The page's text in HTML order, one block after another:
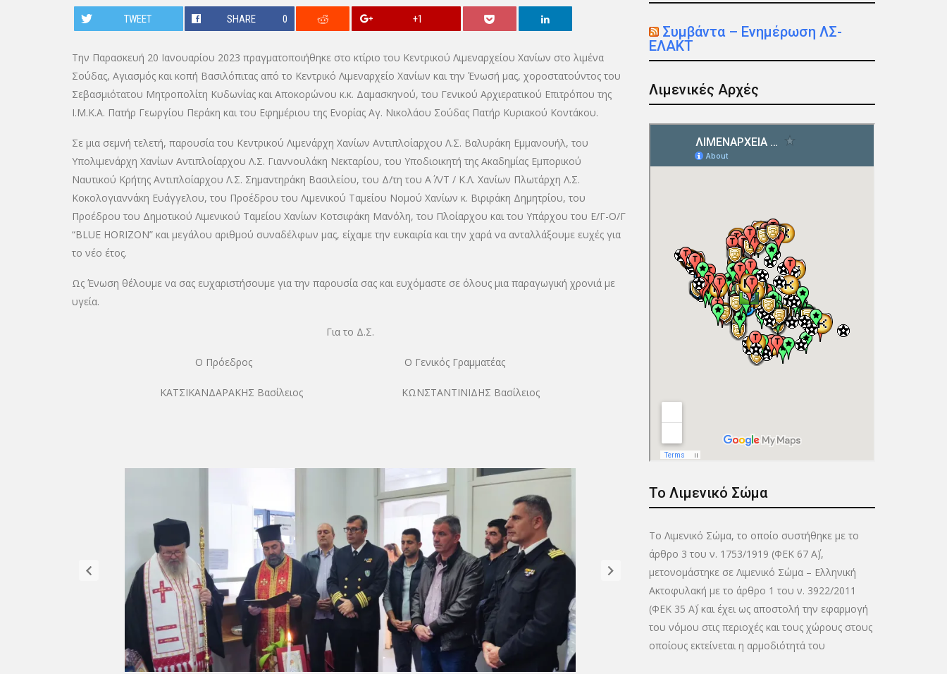
TWEET SHARE 0 +1
Την Παρασκευή 20 Ιανουαρίου 2023 πραγματοποιήθηκε στο κτίριο του Κεντρικού Λιμεναρχείου Χανίων στο λιμένα
Σούδας, Αγιασμός και κοπή Βασιλόπιτας από το Κεντρικό Λιμεναρχείο Χανίων και την Ένωσή μας, χοροστατούντος του
Σεβασμιότατου Μητροπολίτη Κυδωνίας και Αποκορώνου κ.κ. Δαμασκηνού, του Γενικού Αρχιερατικού Επιτρόπου της
Ι.Μ.Κ.Α. Πατήρ Γεωργίου Περάκη και του Εφημέριου της Ενορίας Αγ. Νικολάου Σούδας Πατήρ Κυριακού Κοντάκου.
Σε μια σεμνή τελετή, παρουσία του Κεντρικού Λιμενάρχη Χανίων Αντιπλοίαρχου Λ.Σ. Βαλυράκη Εμμανουήλ, του
Υπολιμενάρχη Χανίων Αντιπλοίαρχου Λ.Σ. Γιαννουλάκη Νεκταρίου, του Υποδιοικητή της Ακαδημίας Εμπορικού
Ναυτικού Κρήτης Αντιπλοίαρχου Λ.Σ. Σημαντηράκη Βασιλείου, του Δ/τη του Α΄ Λ/Τ / Κ.Λ. Χανίων Πλωτάρχη Λ.Σ.
Κοκολογιαννάκη Ευάγγελου, του Προέδρου του Λιμενικού Ταμείου Νομού Χανίων κ. Βιριράκη Δημητρίου, του
Προέδρου του Δημοτικού Λιμενικού Ταμείου Χανίων Κοτσιφάκη Μανόλη, του Πλοίαρχου και του Υπάρχου του Ε/Γ-Ο/Γ
“BLUE HORIZON” και μεγάλου αριθμού συναδέλφων μας, είχαμε την ευκαιρία και την χαρά να ανταλλάξουμε ευχές για
το νέο έτος.
Ως Ένωση θέλουμε να σας ευχαριστήσουμε για την παρουσία σας και ευχόμαστε σε όλους μια παραγωγική χρονιά με
υγεία.
Για το Δ.Σ.
Ο Πρόεδρος Ο Γενικός Γραμματέας
ΚΑΤΣΙΚΑΝΔΑΡΑΚΗΣ Βασίλειος ΚΩΝΣΤΑΝΤΙΝΙΔΗΣ Βασίλειος
Συμβάντα – Ενημέρωση ΛΣ-
ΕΛΑΚΤ
Λιμενικές Αρχές
Το Λιμενικό Σώμα
Το Λιμενικό Σώμα, το οποίο συστήθηκε με το
άρθρο 3 του ν. 1753/1919 (ΦΕΚ 67 Α΄),
μετονομάστηκε σε Λιμενικό Σώμα – Ελληνική
Ακτοφυλακή με το άρθρο 1 του ν. 3922/2011
(ΦΕΚ 35 Α΄) και έχει ως αποστολή την εφαρμογή
του νόμου στις περιοχές και τους χώρους στους
οποίους εκτείνεται η αρμοδιότητά του